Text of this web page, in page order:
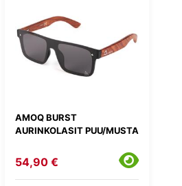
AMOQ BURST
AURINKOLASIT PUU/MUSTA
54,90 €